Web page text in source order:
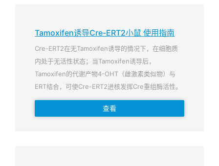
Tamoxifen诱导Cre-ERT2小鼠 使用指南
Cre-ERT2在无Tamoxifen诱导的情况下，在细胞质
内处于无活性状态；当Tamoxifen诱导后，
Tamoxifen的代谢产物4-OHT（雌激素类似物）与
ERT结合，可使Cre-ERT2进核发挥Cre重组酶活性。
查看